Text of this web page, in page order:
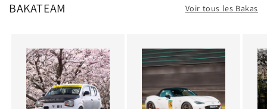
BAKATEAM Voir tous les Bakas